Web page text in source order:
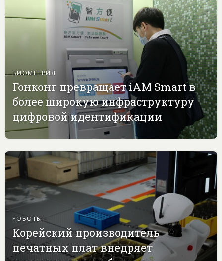
БИОМЕТРИЯ
Гонконг превращает iAM Smart в
более широкую инфраструктуру
цифровой идентификации
РОБОТЫ
Корейский производитель
печатных плат внедряет